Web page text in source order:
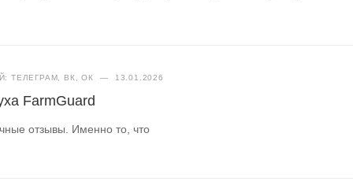
ТЕЛЕГРАМ, ВК, ОК — 13.01.2026
FarmGuard
отзывы. Именно то, что